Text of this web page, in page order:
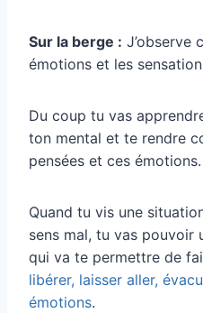
Sur la berge : J’observe
émotions et les
Du coup tu vas
ton mental et te rendre
pensées et ces émotions.
Quand tu vis une
sens mal, tu vas pouvoir
qui va te permettre de
libérer, laisser aller,
émotions.